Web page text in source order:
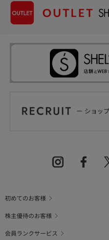
初めてのお客様
株主優待のお客様
会員ランクサービス